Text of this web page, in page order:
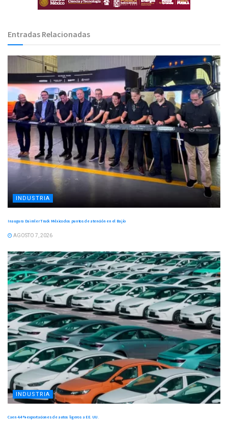
Entradas Relacionadas
INDUSTRIA
Inaugura Daimler Truck México dos puntos de atención en el Bajío
AGOSTO 7, 2026
INDUSTRIA
Caen 4.4 % exportaciones de autos ligeros a EE. UU.